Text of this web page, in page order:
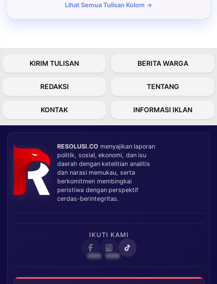
Lihat Semua Tulisan Kolom →
KIRIM TULISAN BERITA WARGA
REDAKSI TENTANG
KONTAK INFORMASI IKLAN
RESOLUSI.CO menyajikan laporan
politik, sosial, ekonomi, dan isu
daerah dengan ketelitian analitis
dan narasi memukau, serta
berkomitmen membingkai
peristiwa dengan perspektif
cerdas-berintegritas.
IKUTI KAMI